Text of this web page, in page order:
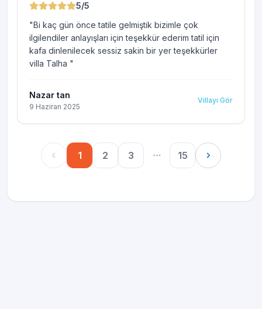
5/5
"Bi kaç gün önce tatile gelmiştik bizimle çok
ilgilendiler anlayışları için teşekkür ederim tatil için
kafa dinlenilecek sessiz sakin bir yer teşekkürler
villa Talha "
Nazar tan
9 Haziran 2025
Villayı Gör
1 2 3 15